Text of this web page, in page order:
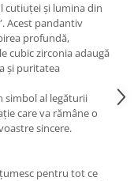
cutiuței și lumina din
Acest pandantiv
profundă,
cubic zirconia adaugă
și puritatea
simbol al legăturii
care va rămâne o
sincere.
pentru tot ce